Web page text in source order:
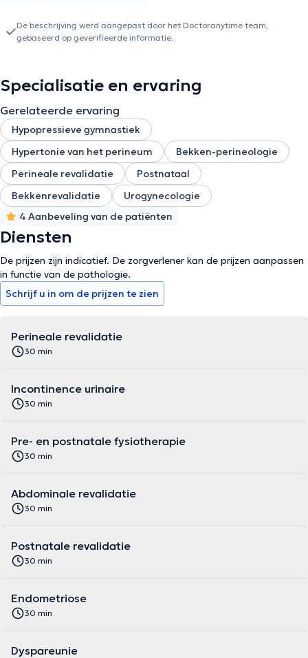
De beschrijving werd aangepast door het Doctoranytime team,
gebaseerd op geverifieerde informatie.
Specialisatie en ervaring
Gerelateerde ervaring
Hypopressieve gymnastiek
Hypertonie van het perineum
Bekken-perineologie
Perineale revalidatie
Postnataal
Bekkenrevalidatie
Urogynecologie
4 Aanbeveling van de patiënten
Diensten
De prijzen zijn indicatief. De zorgverlener kan de prijzen aanpassen
in functie van de pathologie.
Schrijf u in om de prijzen te zien
Perineale revalidatie
30 min
Incontinence urinaire
30 min
Pre- en postnatale fysiotherapie
30 min
Abdominale revalidatie
30 min
Postnatale revalidatie
30 min
Endometriose
30 min
Dyspareunie